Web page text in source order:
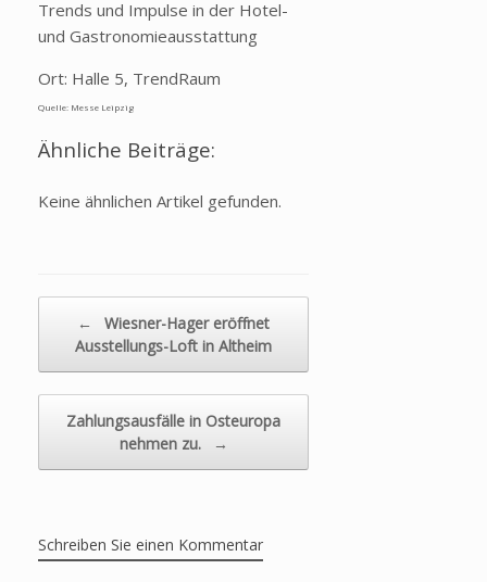
Trends und Impulse in der Hotel-
und Gastronomieausstattung
Ort: Halle 5, TrendRaum
Quelle: Messe Leipzig
Ähnliche Beiträge:
Keine ähnlichen Artikel gefunden.
←
Wiesner-Hager eröffnet
Ausstellungs-Loft in Altheim
Zahlungsausfälle in Osteuropa
nehmen zu.
→
Schreiben Sie einen Kommentar